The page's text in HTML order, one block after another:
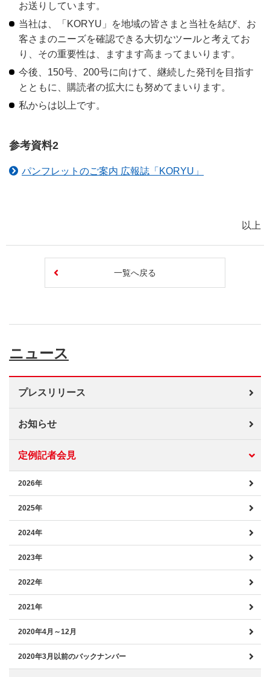
お送りしています。
当社は、「KORYU」を地域の皆さまと当社を結び、お
客さまのニーズを確認できる大切なツールと考えてお
り、その重要性は、ますます高まってまいります。
今後、150号、200号に向けて、継続した発刊を目指す
とともに、購読者の拡大にも努めてまいります。
私からは以上です。
参考資料2
パンフレットのご案内 広報誌「KORYU」
以上
一覧へ戻る
ニュース
プレスリリース
お知らせ
定例記者会見
2026年
2025年
2024年
2023年
2022年
2021年
2020年4月～12月
2020年3月以前のバックナンバー